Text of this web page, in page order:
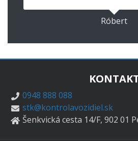
Róbert
0948 888 088
stk@kontrolavozidiel.sk
Šenkvická cesta 14/F, 902 01